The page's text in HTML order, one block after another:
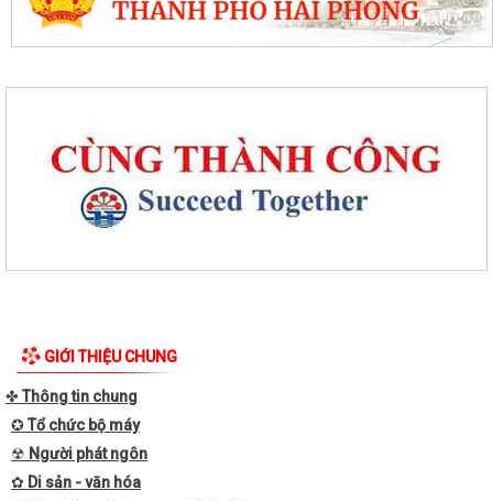
GIỚI THIỆU CHUNG
✤ Thông tin chung
✪ Tổ chức bộ máy
☢ Người phát ngôn
✿ Di sản - văn hóa